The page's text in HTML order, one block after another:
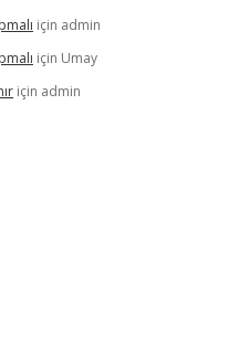
için admin
için Umay
için admin